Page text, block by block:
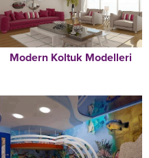
Modern Koltuk Modelleri